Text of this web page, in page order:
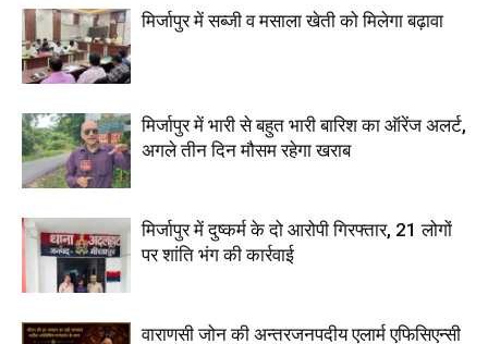
मिर्जापुर में सब्जी व मसाला खेती को मिलेगा बढ़ावा
मिर्जापुर में भारी से बहुत भारी बारिश का ऑरेंज अलर्ट,
अगले तीन दिन मौसम रहेगा खराब
मिर्जापुर में दुष्कर्म के दो आरोपी गिरफ्तार, 21 लोगों
पर शांति भंग की कार्रवाई
वाराणसी जोन की अन्तरजनपदीय एलार्म एफिसिएन्सी